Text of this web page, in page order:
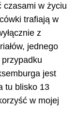
czasami w życiu
trafiają w
z
jednego
jest
tu blisko 13
w mojej